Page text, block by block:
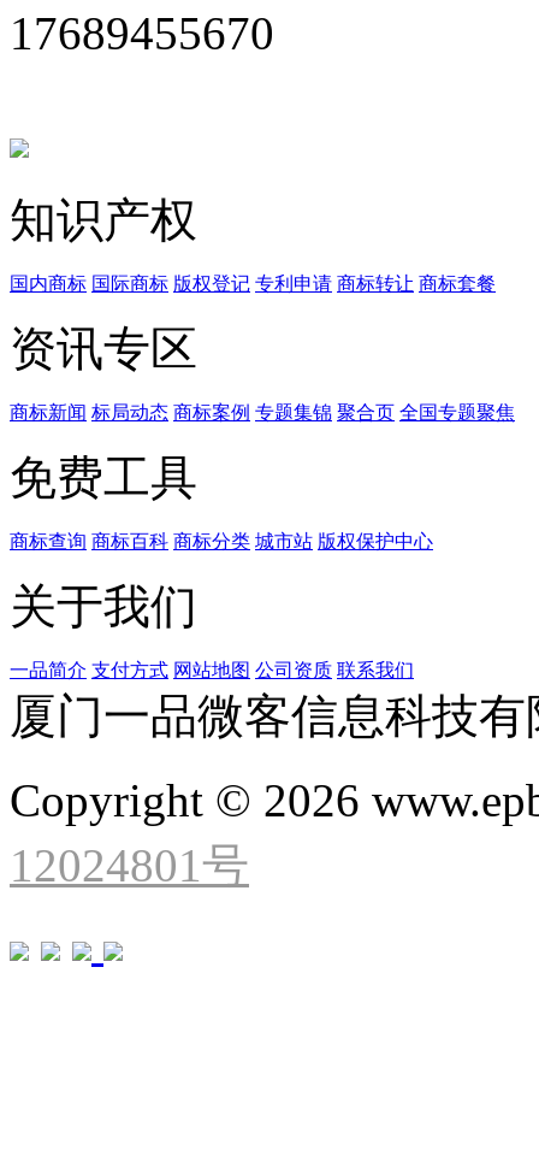
17689455670
知识产权
国内商标 国际商标 版权登记 专利申请 商标转让 商标套餐
资讯专区
商标新闻 标局动态 商标案例 专题集锦 聚合页 全国专题聚焦
免费工具
商标查询 商标百科 商标分类 城市站 版权保护中心
关于我们
一品简介 支付方式 网站地图 公司资质 联系我们
厦门一品微客信息科技
Copyright © 2026
12024801号